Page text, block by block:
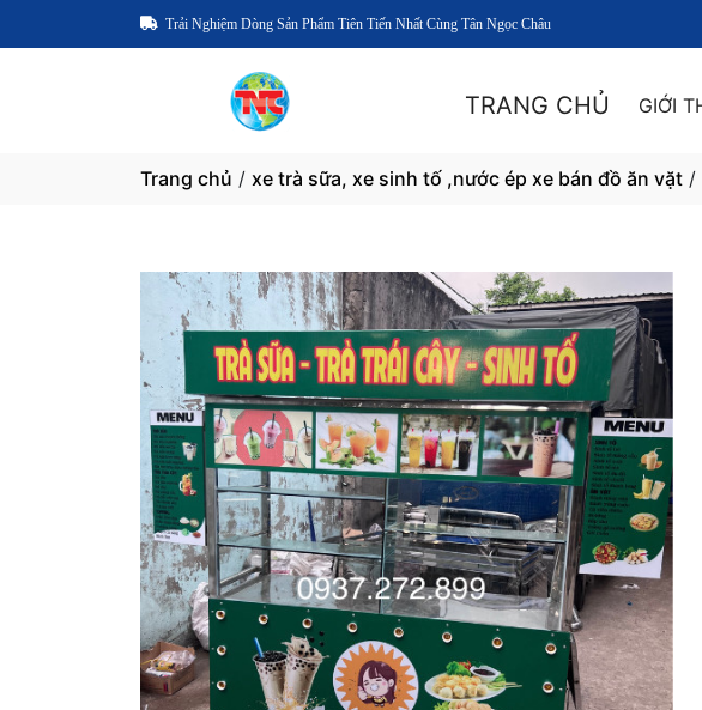
Trải Nghiệm Dòng Sản Phẩm Tiên Tiến Nhất Cùng Tân Ngọc Châu
TRANG CHỦ GIỚI
Trang chủ / xe trà sữa, xe sinh tố ,nước ép xe bán đồ ăn vặt /